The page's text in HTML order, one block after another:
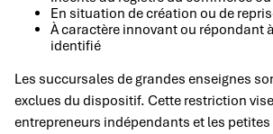
En situation de création ou de
À caractère innovant ou répondant
identifié
Les succursales de grandes enseignes
exclues du dispositif. Cette restriction
entrepreneurs indépendants et les